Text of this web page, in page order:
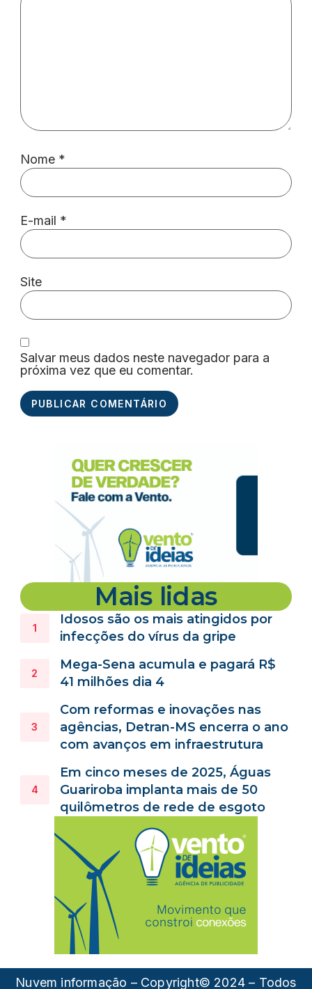
Nome *
E-mail *
Site
Salvar meus dados neste navegador para a
próxima vez que eu comentar.
Mais lidas
Idosos são os mais atingidos por
infecções do vírus da gripe
Mega-Sena acumula e pagará R$
41 milhões dia 4
Com reformas e inovações nas
agências, Detran-MS encerra o ano
com avanços em infraestrutura
Em cinco meses de 2025, Águas
Guariroba implanta mais de 50
quilômetros de rede de esgoto
Nuvem informação – Copyright© 2024 – Todos